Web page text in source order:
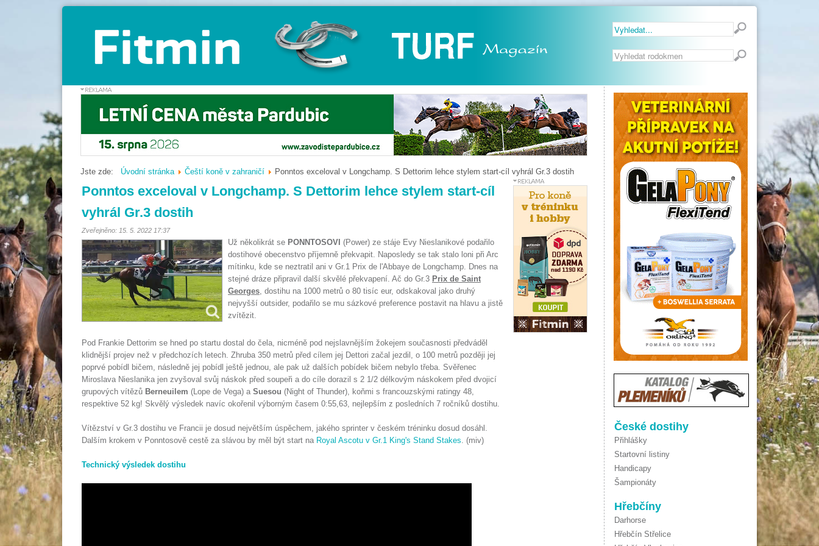
Vyhledávání...
České dostihy
Přihlášky
Startovní listiny
Handicapy
Šampionáty
Hřebčíny
Darhorse
Hřebčín Střelice
Jste zde: Úvodní stránka Čeští koně v zahraničí Ponntos exceloval v Longchamp. S Dettorim lehce stylem start-cíl vyhrál Gr.3 dostih
Ponntos exceloval v Longchamp. S Dettorim lehce stylem start-cíl
vyhrál Gr.3 dostih
Zveřejněno: 15. 5. 2022 17:37
Už několikrát se PONNTOSOVI (Power) ze stáje Evy Nieslanikové podařilo
dostihové obecenstvo příjemně překvapit. Naposledy se tak stalo loni při Arc
mítinku, kde se neztratil ani v Gr.1 Prix de l'Abbaye de Longchamp. Dnes na
stejné dráze připravil další skvělé překvapení. Ač do Gr.3 Prix de Saint
Georges, dostihu na 1000 metrů o 80 tisíc eur, odskakoval jako druhý
nejvyšší outsider, podařilo se mu sázkové preference postavit na hlavu a jistě
zvítězit.
Pod Frankie Dettorim se hned po startu dostal do čela, nicméně pod nejslavnějším žokejem současnosti předváděl
klidnější projev než v předchozích letech. Zhruba 350 metrů před cílem jej Dettori začal jezdil, o 100 metrů později jej
poprvé pobídl bičem, následně jej pobídl ještě jednou, ale pak už dalších pobídek bičem nebylo třeba. Svěřenec
Miroslava Nieslanika jen zvyšoval svůj náskok před soupeři a do cíle dorazil s 2 1/2 délkovým náskokem před dvojicí
grupových vítězů Berneuilem (Lope de Vega) a Suesou (Night of Thunder), koňmi s francouzskými ratingy 48,
respektive 52 kg! Skvělý výsledek navíc okořenil výborným časem 0:55,63, nejlepším z posledních 7 ročníků dostihu.
Vítězství v Gr.3 dostihu ve Francii je dosud největším úspěchem, jakého sprinter v českém tréninku dosud dosáhl.
Dalším krokem v Ponntosově cestě za slávou by měl být start na Royal Ascotu v Gr.1 King's Stand Stakes. (miv)
Technický výsledek dostihu